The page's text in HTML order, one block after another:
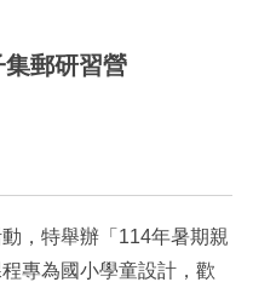
郵研習營
，特舉辦「114年暑期親
專為國小學童設計，歡